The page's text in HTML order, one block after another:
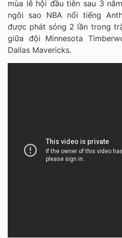
mùa lễ hội đầu tiên sau 3
ngôi sao NBA nổi tiếng
được phát sóng 2 lần trong
giữa đội Minnesota
Dallas Mavericks.